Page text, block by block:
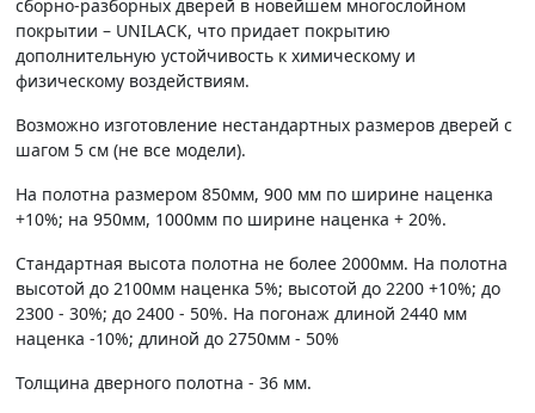
сборно-разборных дверей в новейшем многослойном
покрытии – UNILACK, что придает покрытию
дополнительную устойчивость к химическому и
физическому воздействиям.
Возможно изготовление нестандартных размеров дверей с
шагом 5 см (не все модели).
На полотна размером 850мм, 900 мм по ширине наценка
+10%; на 950мм, 1000мм по ширине наценка + 20%.
Стандартная высота полотна не более 2000мм. На полотна
высотой до 2100мм наценка 5%; высотой до 2200 +10%; до
2300 - 30%; до 2400 - 50%. На погонаж длиной 2440 мм
наценка -10%; длиной до 2750мм - 50%
Толщина дверного полотна - 36 мм.